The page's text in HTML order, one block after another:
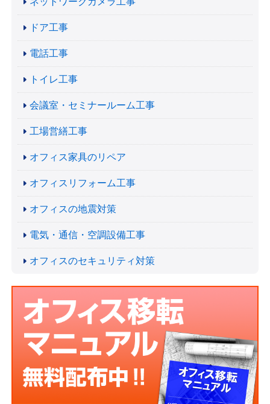
ドア工事
電話工事
トイレ工事
会議室・セミナールーム工事
工場営繕工事
オフィス家具のリペア
オフィスリフォーム工事
オフィスの地震対策
電気・通信・空調設備工事
オフィスのセキュリティ対策